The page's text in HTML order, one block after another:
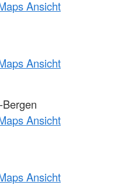
Ansicht
Ansicht
Ansicht
Ansicht